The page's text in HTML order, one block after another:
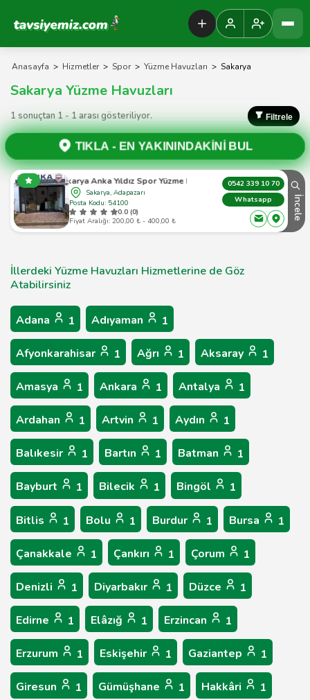
Tavsiyemiz Anasayfa
Anasayfa > Hizmetler > Spor > Yüzme Havuzları > Sakarya
Sakarya Yüzme Havuzları
1 sonuçtan 1 - 1 arası gösteriliyor. Filtrele
TIKLA - EN YAKININDAKİNİ BUL
Sakarya Anka Yıldız Spor Yüzme Kursu
Sakarya, Adapazarı
Posta Kodu: 54100
0.0 (0)
Fiyat Aralığı: 200,00 ₺ - 400,00 ₺
0542 339 10 70
Whatsapp
İncele
İllerdeki Yüzme Havuzları Hizmetlerine de Göz
Atabilirsiniz
Adana 1 Adıyaman 1
Afyonkarahisar 1 Ağrı 1 Aksaray 1
Amasya 1 Ankara 1 Antalya 1
Ardahan 1 Artvin 1 Aydın 1
Balıkesir 1 Bartın 1 Batman 1
Bayburt 1 Bilecik 1 Bingöl 1
Bitlis 1 Bolu 1 Burdur 1 Bursa 1
Çanakkale 1 Çankırı 1 Çorum 1
Denizli 1 Diyarbakır 1 Düzce 1
Edirne 1 Elâzığ 1 Erzincan 1
Erzurum 1 Eskişehir 1 Gaziantep 1
Giresun 1 Gümüşhane 1 Hakkâri 1